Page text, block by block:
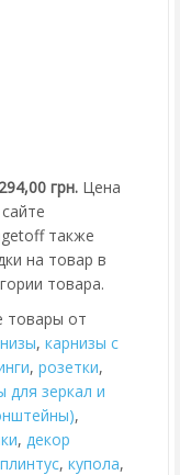
грн. Цена
также
на товар в
товара.
товары от
, карнизы с
, розетки,
для зеркал и
,
, декор
плинтус, купола,